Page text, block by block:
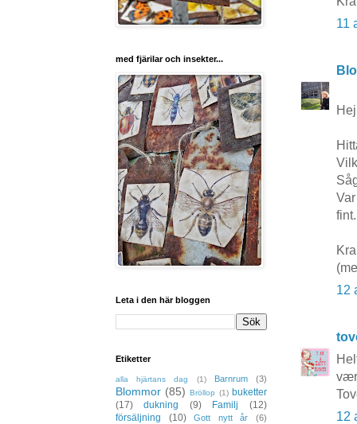
11
fint.
12
12
med fjärilar och insekter...
Leta i den här bloggen
Etiketter
alla hjärtans dag (1) Barnrum (3)
Blommor (85) Bröllop (1) buketter
(17)
dukning (9) Familj
(12)
försäljning
(10) Gott nytt år
(6)